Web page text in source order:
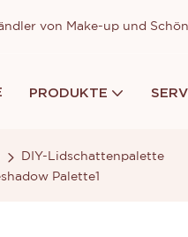
von Make-up und
PRODUKTE
DIY-Lidschattenpalette
Palette1